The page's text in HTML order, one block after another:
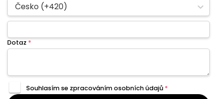
Česko (+420)
Dotaz *
Souhlasím se zpracovánímosobních údajů *